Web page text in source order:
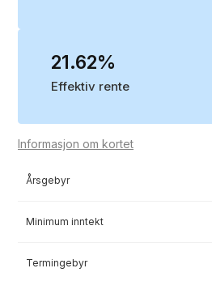
21.62%
Effektiv rente
Informasjon om kortet
Årsgebyr
Minimum inntekt
Termingebyr